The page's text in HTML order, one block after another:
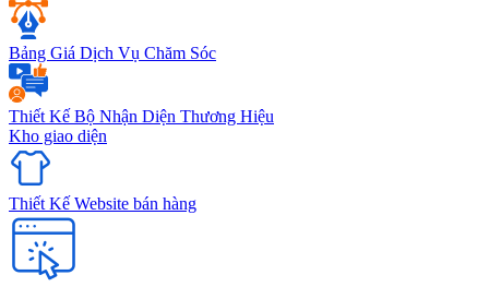
Bảng Giá Dịch Vụ Chăm Sóc
Thiết Kế Bộ Nhận Diện Thương Hiệu
Kho giao diện
Thiết Kế Website bán hàng